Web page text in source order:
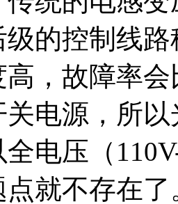
的控制线
高，故障率
电源，所
电压（
就不存在了